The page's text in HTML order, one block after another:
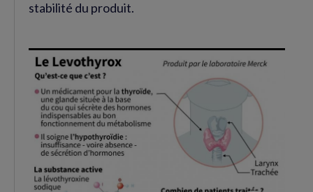
stabilité du produit.
Agrandir
l'image